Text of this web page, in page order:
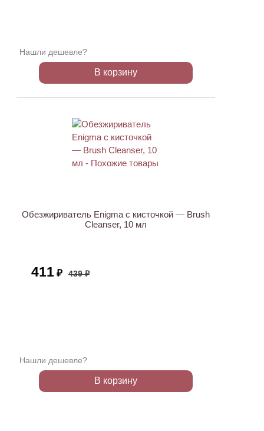
Нашли дешевле?
В корзину
Обезжириватель Enigma с кисточкой — Brush
Cleanser, 10 мл
411 ₽ 439 ₽
Нашли дешевле?
В корзину